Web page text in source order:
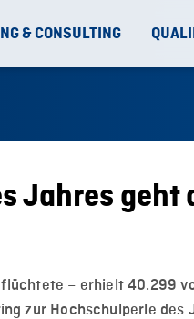
& CONSULTING
Jahres geht
– erhielt 40.299
zur Hochschulperle des